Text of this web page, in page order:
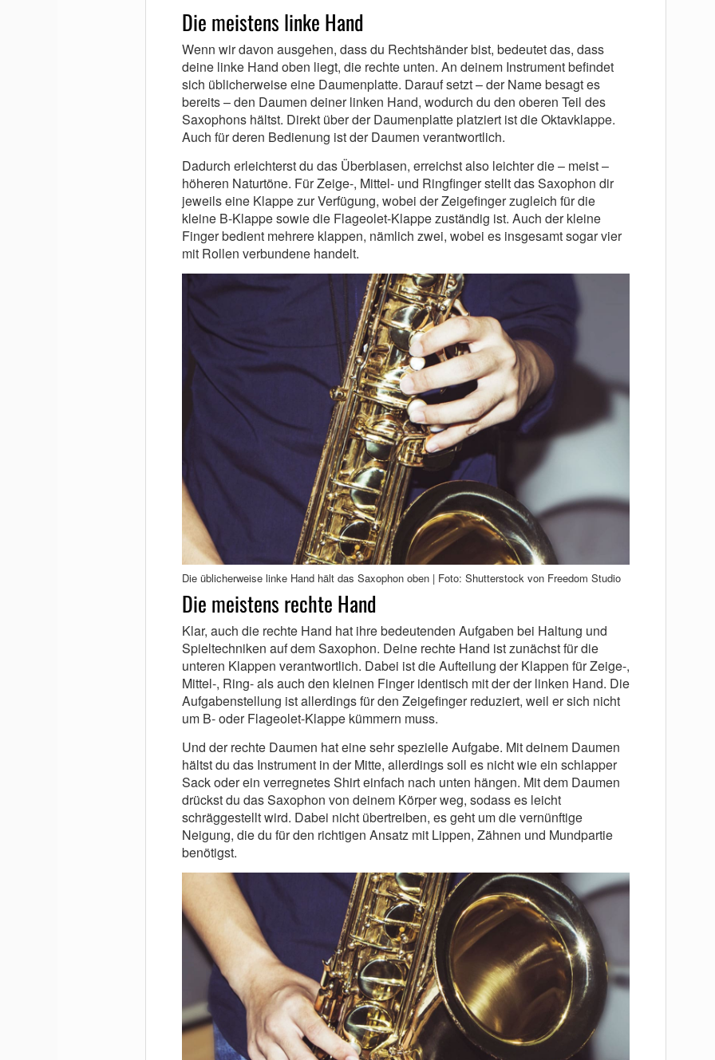
Die meistens linke Hand
Wenn wir davon ausgehen, dass du Rechtshänder bist, bedeutet das, dass
deine linke Hand oben liegt, die rechte unten. An deinem Instrument befindet
sich üblicherweise eine Daumenplatte. Darauf setzt – der Name besagt es
bereits – den Daumen deiner linken Hand, wodurch du den oberen Teil des
Saxophons hältst. Direkt über der Daumenplatte platziert ist die Oktavklappe.
Auch für deren Bedienung ist der Daumen verantwortlich.
Dadurch erleichterst du das Überblasen, erreichst also leichter die – meist –
höheren Naturtöne. Für Zeige-, Mittel- und Ringfinger stellt das Saxophon dir
jeweils eine Klappe zur Verfügung, wobei der Zeigefinger zugleich für die
kleine B-Klappe sowie die Flageolet-Klappe zuständig ist. Auch der kleine
Finger bedient mehrere klappen, nämlich zwei, wobei es insgesamt sogar vier
mit Rollen verbundene handelt.
Die üblicherweise linke Hand hält das Saxophon oben | Foto: Shutterstock von Freedom Studio
Die meistens rechte Hand
Klar, auch die rechte Hand hat ihre bedeutenden Aufgaben bei Haltung und
Spieltechniken auf dem Saxophon. Deine rechte Hand ist zunächst für die
unteren Klappen verantwortlich. Dabei ist die Aufteilung der Klappen für Zeige-,
Mittel-, Ring- als auch den kleinen Finger identisch mit der der linken Hand. Die
Aufgabenstellung ist allerdings für den Zeigefinger reduziert, weil er sich nicht
um B- oder Flageolet-Klappe kümmern muss.
Und der rechte Daumen hat eine sehr spezielle Aufgabe. Mit deinem Daumen
hältst du das Instrument in der Mitte, allerdings soll es nicht wie ein schlapper
Sack oder ein verregnetes Shirt einfach nach unten hängen. Mit dem Daumen
drückst du das Saxophon von deinem Körper weg, sodass es leicht
schräggestellt wird. Dabei nicht übertreiben, es geht um die vernünftige
Neigung, die du für den richtigen Ansatz mit Lippen, Zähnen und Mundpartie
benötigst.